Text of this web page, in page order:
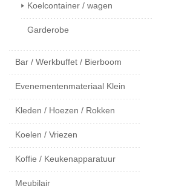
Koelcontainer / wagen
Garderobe
Bar / Werkbuffet / Bierboom
Evenementenmateriaal Klein
Kleden / Hoezen / Rokken
Koelen / Vriezen
Koffie / Keukenapparatuur
Meubilair